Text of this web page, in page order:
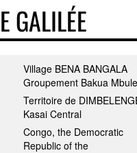
GALILÉE
Village BENA BANGALA
Groupement Bakua Mbule
Territoire de
Kasai Central
Congo, the Democratic
Republic of the